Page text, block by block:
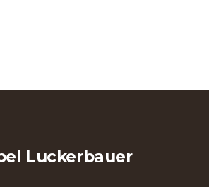
Luckerbauer